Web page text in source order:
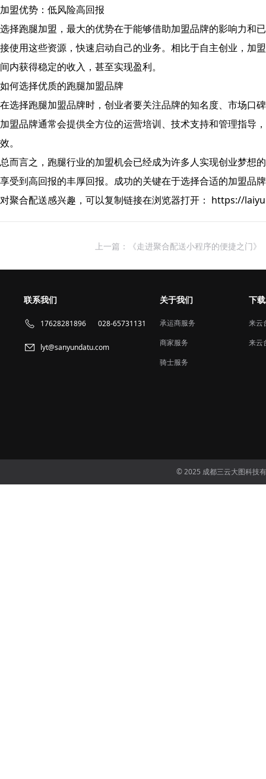
加盟优势：低风险高回报
选择跑腿加盟，最大的优势在于能够借助加盟品牌的影响力和
接使用这些资源，快速启动自己的业务。相比于自主创业，加
间内获得稳定的收入，甚至实现盈利。
如何选择优质的跑腿加盟品牌
在选择跑腿加盟品牌时，创业者要关注品牌的知名度、市场口
加盟品牌通常会提供全方位的运营培训、技术支持和管理指导
效。
总而言之，跑腿行业的加盟机会已经成为许多人实现创业梦想
享受到高回报的丰厚回报。成功的关键在于选择合适的加盟品
对聚合配送感兴趣，可以复制链接在浏览器打开： https://
上一篇：《走进聚合配送小程序的便捷之门》
联系我们
17628281896 028-65731131
lyt@sanyundatu.com
关于我们
承运商服务
商家服务
骑士服务
下
来云
来云
© 2025 成都三云大图科技